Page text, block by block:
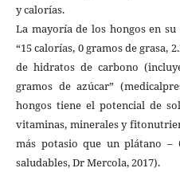
y calorías.
La mayoría de los hongos en
“15 calorías, 0 gramos de grasa,
de hidratos de carbono
gramos de azúcar”
hongos tiene el potencial de
vitaminas, minerales y
más potasio que un plátano –
saludables, Dr Mercola, 2017).